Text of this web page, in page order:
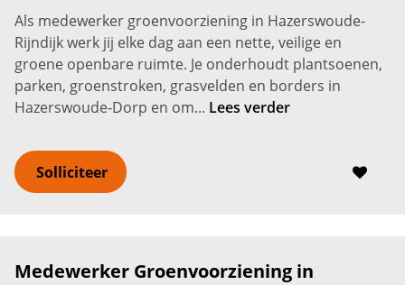
€ 2.650 - 3.250
Als medewerker groenvoorziening in Hazerswoude-
Rijndijk werk jij elke dag aan een nette, veilige en
groene openbare ruimte. Je onderhoudt plantsoenen,
parken, groenstroken, grasvelden en borders in
Hazerswoude-Dorp en om... Lees verder
Solliciteer
Medewerker Groenvoorziening in